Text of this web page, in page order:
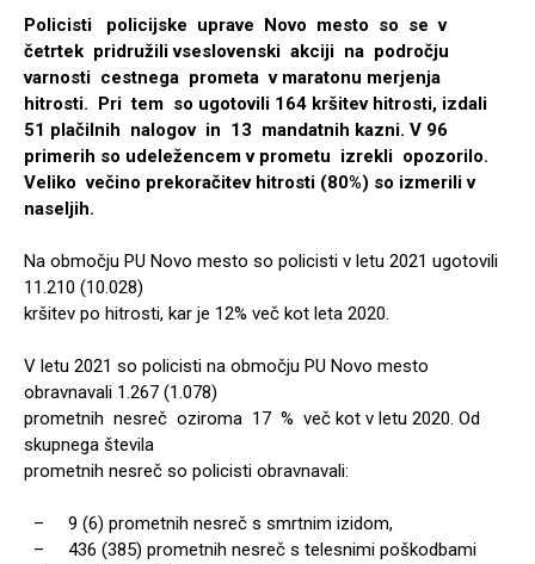
Policisti policijske uprave Novo mesto so se v
četrtek pridružili vseslovenski akciji na področju
varnosti cestnega prometa v maratonu merjenja
hitrosti. Pri tem so ugotovili 164 kršitev hitrosti, izdali
51 plačilnih nalogov in 13 mandatnih kazni. V 96
primerih so udeležencem v prometu izrekli opozorilo.
Veliko večino prekoračitev hitrosti (80%) so izmerili v
naseljih.
Na območju PU Novo mesto so policisti v letu 2021 ugotovili
11.210 (10.028)
kršitev po hitrosti, kar je 12% več kot leta 2020.
V letu 2021 so policisti na območju PU Novo mesto
obravnavali 1.267 (1.078)
prometnih nesreč oziroma 17 % več kot v letu 2020. Od
skupnega števila
prometnih nesreč so policisti obravnavali:
– 9 (6) prometnih nesreč s smrtnim izidom,
– 436 (385) prometnih nesreč s telesnimi poškodbami